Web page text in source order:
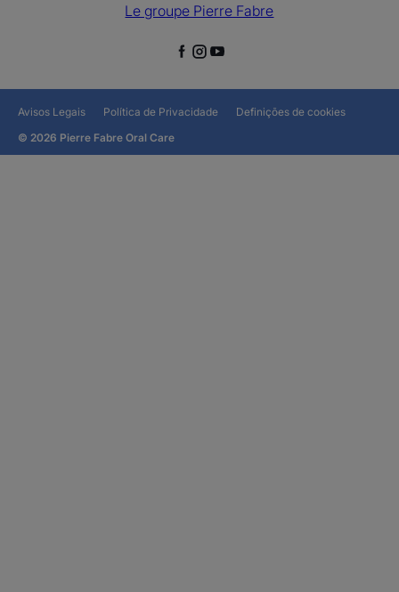
Le groupe Pierre Fabre
Avisos Legais Política de Privacidade
Definições de cookies
© 2026 Pierre Fabre Oral Care